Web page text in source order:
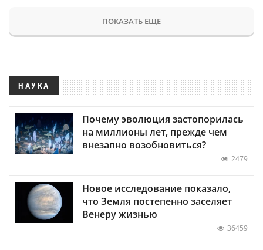
ПОКАЗАТЬ ЕЩЕ
НАУКА
Почему эволюция застопорилась
на миллионы лет, прежде чем
внезапно возобновиться?
2479
Новое исследование показало,
что Земля постепенно заселяет
Венеру жизнью
36459